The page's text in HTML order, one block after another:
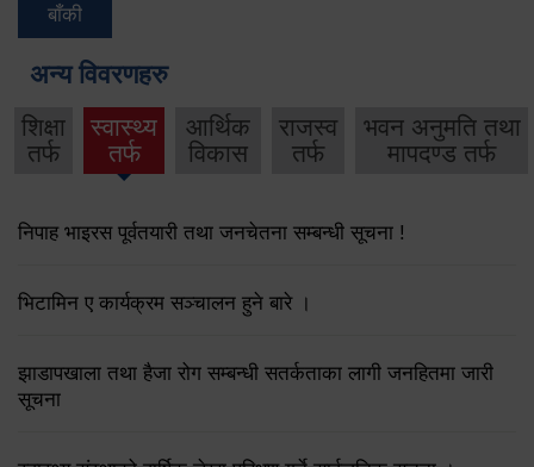
बाँकी
अन्य विवरणहरु
शिक्षा
तर्फ
स्वास्थ्य
तर्फ
आर्थिक
विकास
राजस्व
तर्फ
भवन अनुमति तथा
मापदण्ड तर्फ
निपाह भाइरस पूर्वतयारी तथा जनचेतना सम्बन्धी सूचना !
भिटामिन ए कार्यक्रम सञ्चालन हुने बारे ।
झाडापखाला तथा हैजा रोग सम्बन्धी सतर्कताका लागी जनहितमा जारी
सूचना